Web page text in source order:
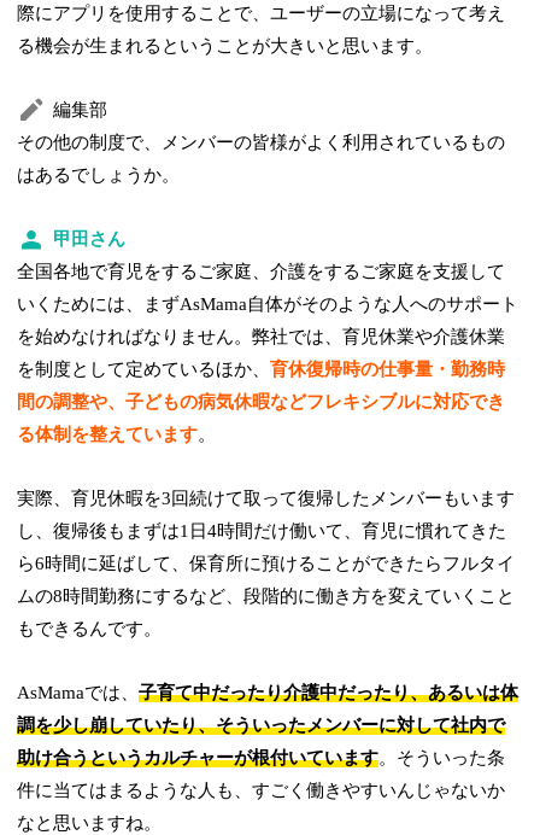
際にアプリを使用することで、ユーザーの立場になって考え
る機会が生まれるということが大きいと思います。
編集部
その他の制度で、メンバーの皆様がよく利用されているもの
はあるでしょうか。
甲田さん
全国各地で育児をするご家庭、介護をするご家庭を支援して
いくためには、まずAsMama自体がそのような人へのサポート
を始めなければなりません。弊社では、育児休業や介護休業
を制度として定めているほか、育休復帰時の仕事量・勤務時
間の調整や、子どもの病気休暇などフレキシブルに対応でき
る体制を整えています。
実際、育児休暇を3回続けて取って復帰したメンバーもいます
し、復帰後もまずは1日4時間だけ働いて、育児に慣れてきた
ら6時間に延ばして、保育所に預けることができたらフルタイ
ムの8時間勤務にするなど、段階的に働き方を変えていくこと
もできるんです。
AsMamaでは、子育て中だったり介護中だったり、あるいは体
調を少し崩していたり、そういったメンバーに対して社内で
助け合うというカルチャーが根付いています。そういった条
件に当てはまるような人も、すごく働きやすいんじゃないか
なと思いますね。